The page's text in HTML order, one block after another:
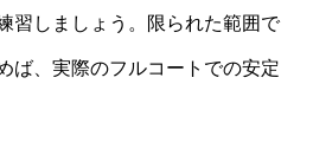
習しましょう。限られた範囲で
ば、実際のフルコートでの安定